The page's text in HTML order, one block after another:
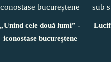
„Unind cele două lumi” -
iconostase bucureștene